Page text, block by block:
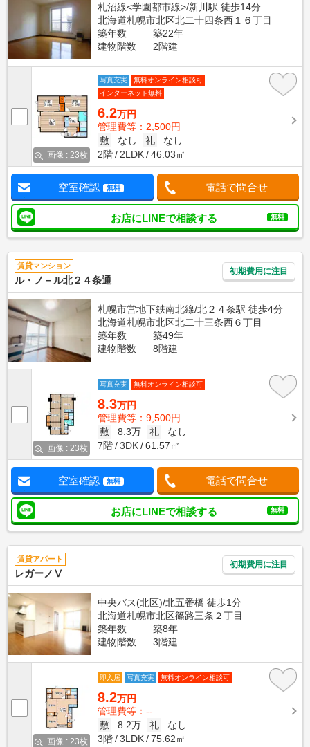
札沼線<学園都市線>/新川駅 徒歩14分
北海道札幌市北区北二十四条西１６丁目
築年数
築22年
建物階数
2階建
画像 : 23枚
写真充実
無料オンライン相談可
インターネット無料
6.2万円
管理費等：2,500円
敷
なし 礼
なし
2階
2LDK 46.03㎡
空室確認 無料 電話で問合せ
お店にLINEで相談する 無料
賃貸マンション
ル・ノ－ル北２４条通
初期費用に注目
札幌市営地下鉄南北線/北２４条駅 徒歩4分
北海道札幌市北区北二十三条西６丁目
築年数
築49年
建物階数
8階建
画像 : 23枚
写真充実 無料オンライン相談可
8.3万円
管理費等：9,500円
敷
8.3万 礼
なし
7階
3DK 61.57㎡
空室確認 無料 電話で問合せ
お店にLINEで相談する 無料
賃貸アパート
レガーノⅤ
初期費用に注目
中央バス(北区)/北五番橋 徒歩1分
北海道札幌市北区篠路三条２丁目
築年数
築8年
建物階数
3階建
画像 : 23枚
即入居 写真充実 無料オンライン相談可
8.2万円
管理費等：--
敷
8.2万 礼
なし
3階
3LDK 75.62㎡